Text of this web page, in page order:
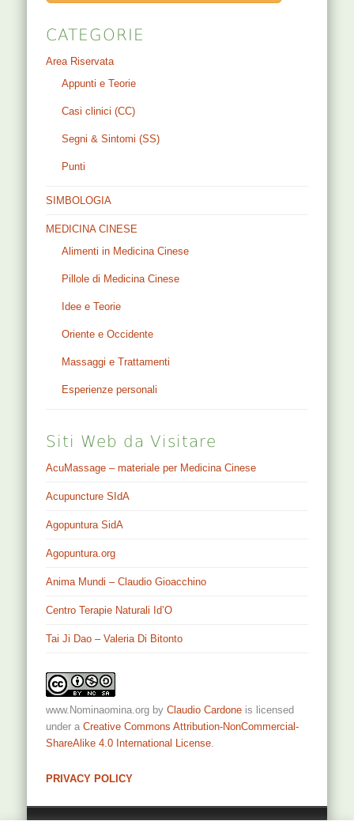
CATEGORIE
Area Riservata
Appunti e Teorie
Casi clinici (CC)
Segni & Sintomi (SS)
Punti
SIMBOLOGIA
MEDICINA CINESE
Alimenti in Medicina Cinese
Pillole di Medicina Cinese
Idee e Teorie
Oriente e Occidente
Massaggi e Trattamenti
Esperienze personali
Siti Web da Visitare
AcuMassage – materiale per Medicina Cinese
Acupuncture SIdA
Agopuntura SidA
Agopuntura.org
Anima Mundi – Claudio Gioacchino
Centro Terapie Naturali Id’O
Tai Ji Dao – Valeria Di Bitonto
www.Nominaomina.org byClaudio Cardone is licensed
under aCreative Commons Attribution-NonCommercial-
ShareAlike 4.0 International License.
PRIVACY POLICY